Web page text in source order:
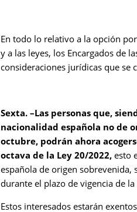
En todo lo relativo a la opción
y a las leyes, los Encargados de
consideraciones jurídicas que se
Sexta. –Las personas que,
nacionalidad española no de
octubre, podrán ahora
octava de la Ley 20/2022, esto
española de origen
durante el plazo de vigencia de
Estos interesados estarán